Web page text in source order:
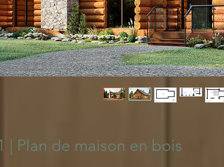
| Plan de maison en bois